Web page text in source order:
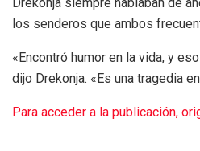
Drekonja siempre hablaban de
los senderos que ambos
«Encontró humor en la vida, y
dijo Drekonja. «Es una tragedia
Para acceder a la publicación,